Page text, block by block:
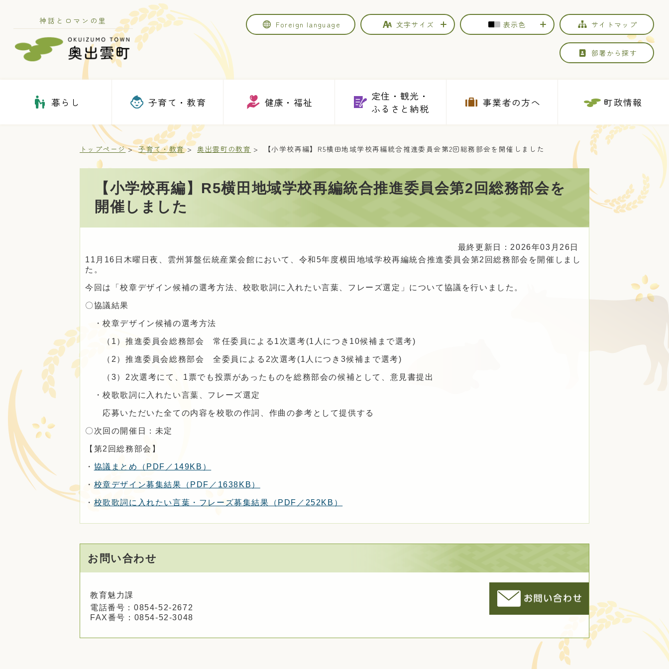
神話とロマンの里 Foreign language 文字サイズ 表示色 サイトマップ
部署から探す
暮らし 子育て・教育 健康・福祉
定住・観光・
ふるさと納税
事業者の方へ 町政情報
トップページ 子育て・教育 奥出雲町の教育 【小学校再編】R5横田地域学校再編統合推進委員会第2回総務部会を開催しました
【小学校再編】R5横田地域学校再編統合推進委員会第2回総務部会を
開催しました
最終更新日：2026年03月26日
11月16日木曜日夜、雲州算盤伝統産業会館において、令和5年度横田地域学校再編統合推進委員会第2回総務部会を開催しまし
た。
今回は「校章デザイン候補の選考方法、校歌歌詞に入れたい言葉、フレーズ選定」について協議を行いました。
〇協議結果
・校章デザイン候補の選考方法
（1）推進委員会総務部会 常任委員による1次選考(1人につき10候補まで選考)
（2）推進委員会総務部会 全委員による2次選考(1人につき3候補まで選考)
（3）2次選考にて、1票でも投票があったものを総務部会の候補として、意見書提出
・校歌歌詞に入れたい言葉、フレーズ選定
応募いただいた全ての内容を校歌の作詞、作曲の参考として提供する
〇次回の開催日：未定
【第2回総務部会】
・ 協議まとめ（PDF／149KB）
・ 校章デザイン募集結果（PDF／1638KB）
・ 校歌歌詞に入れたい言葉・フレーズ募集結果（PDF／252KB）
お問い合わせ
教育魅力課
電話番号：0854-52-2672
FAX番号：0854-52-3048